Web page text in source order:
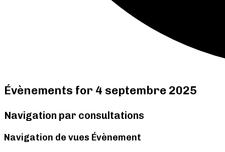
Évènements for 4 septembre 2025
Navigation par consultations
Navigation de vues Évènement